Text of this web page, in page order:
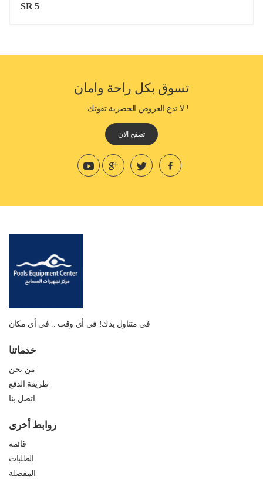
SR 5
تسوق بكل راحة وامان
! لا تدع العروض الحصرية تفوتك
تصفح الان
في متناول يدك! في أي وقت .. في أي مكان
خدماتنا
من نحن
طريقة الدفع
اتصل بنا
روابط أخرى
قائمة
الطلبات
المفضلة